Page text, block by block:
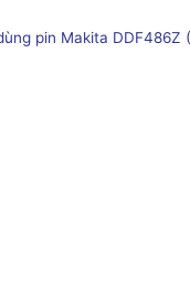
pin Makita DDF486Z